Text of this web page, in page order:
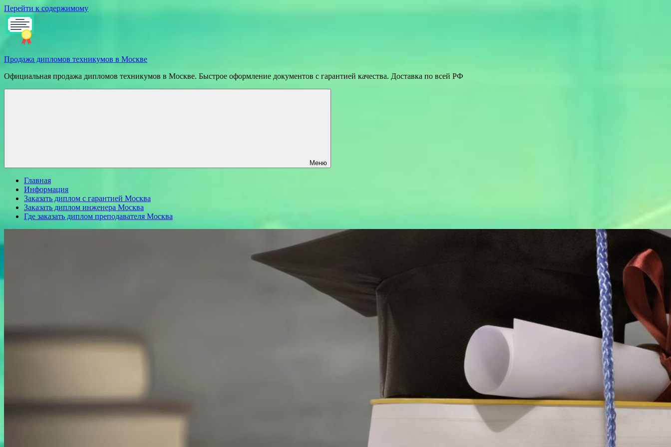
Перейти к содержимому
Продажа дипломов техникумов в Москве
Официальная продажа дипломов техникумов в Москве. Быстрое оформление документов с гарантией качества. Доставка по всей РФ
Меню
Главная
Информация
Заказать диплом с гарантией Москва
Заказать диплом инженера Москва
Где заказать диплом преподавателя Москва